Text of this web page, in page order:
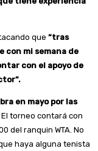
que “tras
con mi semana de
con el apoyo de
en mayo por las
El torneo contará con
del ranquin WTA. No
haya alguna tenista